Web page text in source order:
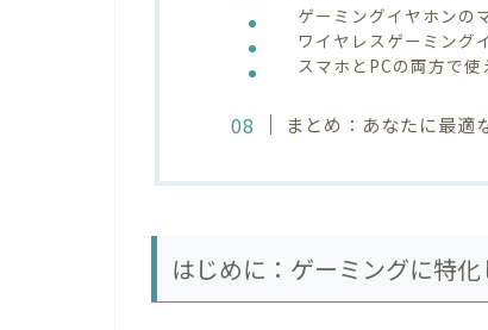
ゲーミングイヤホンの
ワイヤレスゲーミング
スマホとPCの両方で
まとめ：あなたに最適
はじめに：ゲーミングに特